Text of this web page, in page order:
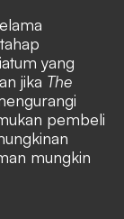
yang
jika The
pembeli
mungkin